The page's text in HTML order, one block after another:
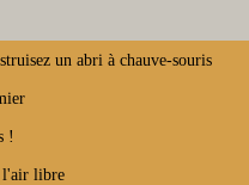
un abri à chauve-souris
!
l'air libre